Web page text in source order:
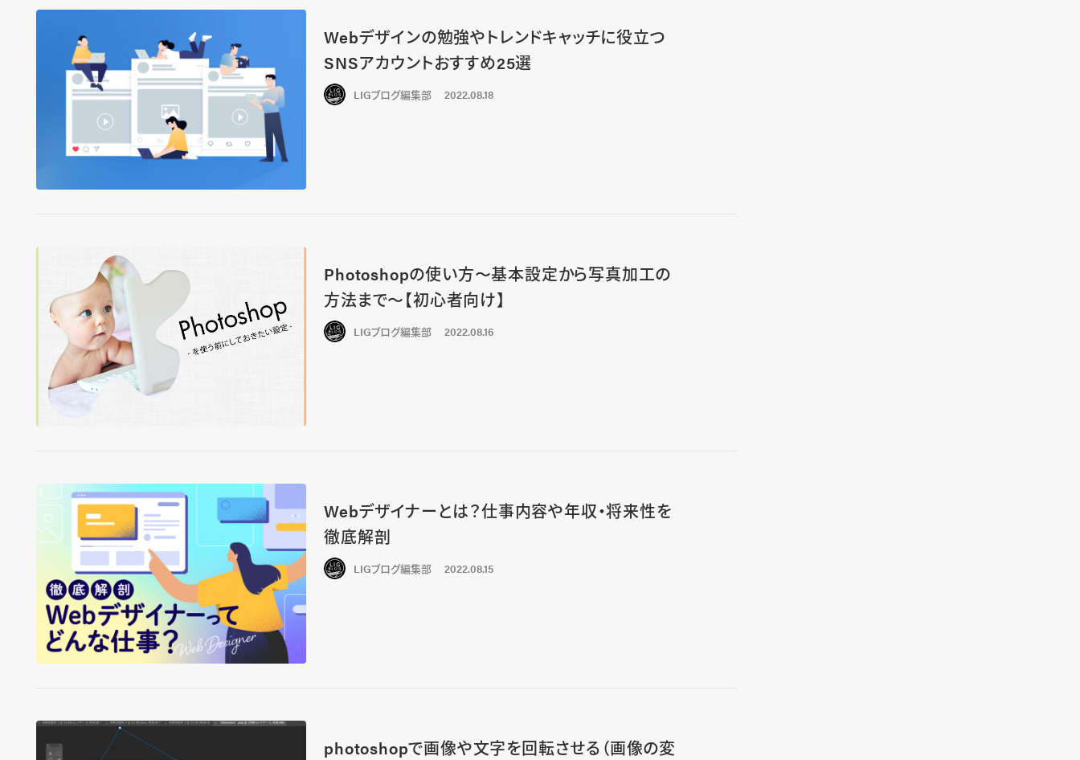
Webデザインの勉強やトレンドキャッチに役立つ
SNSアカウントおすすめ25選
LIGブログ編集部 2022.08.18
Photoshopの使い方〜基本設定から写真加工の
方法まで〜【初心者向け】
LIGブログ編集部 2022.08.16
Webデザイナーとは？仕事内容や年収・将来性を
徹底解剖
LIGブログ編集部 2022.08.15
photoshopで画像や文字を回転させる（画像の変